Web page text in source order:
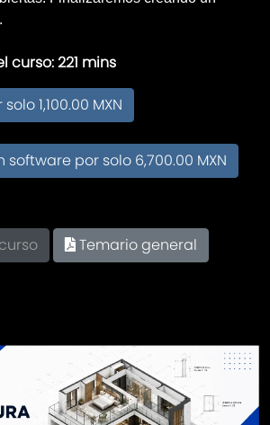
curso: 221 mins
1,100.00 MXN
por solo 6,700.00 MXN
Temario general